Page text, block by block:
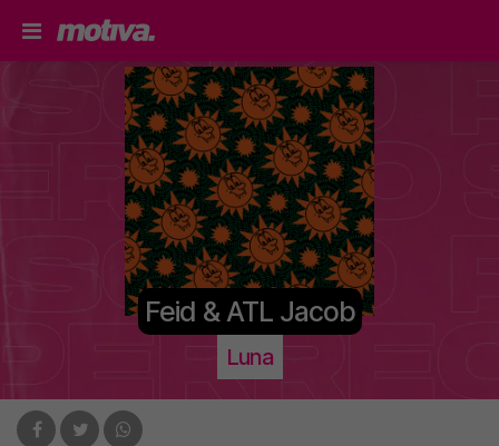
Feid & ATL Jacob
Luna